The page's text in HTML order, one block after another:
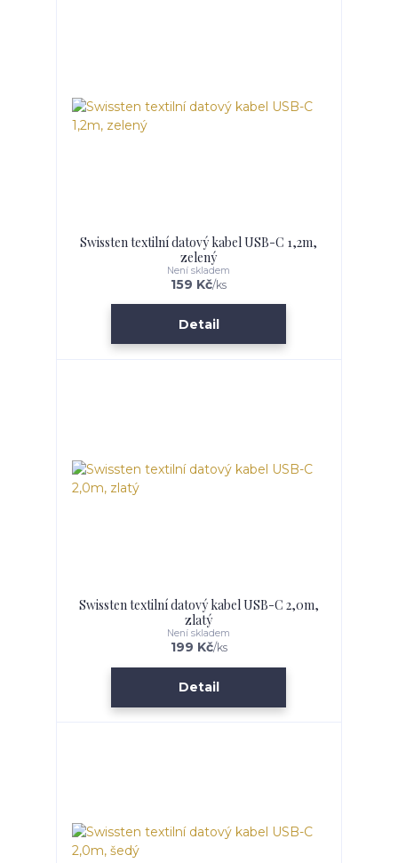
Swissten textilní datový kabel USB-C 1,2m,
zelený
159 Kč/ks
Není skladem
Detail
Swissten textilní datový kabel USB-C 2,0m,
zlatý
199 Kč/ks
Není skladem
Detail